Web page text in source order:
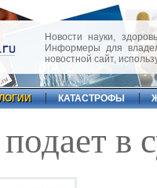
Новости науки,
Информеры для
новостной сайт,
КАТАСТРОФЫ
в